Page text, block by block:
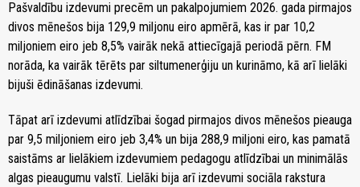
Pašvaldību izdevumi precēm un pakalpojumiem 2026. gada pirmajos
divos mēnešos bija 129,9 miljonu eiro apmērā, kas ir par 10,2
miljoniem eiro jeb 8,5% vairāk nekā attiecīgajā periodā pērn. FM
norāda, ka vairāk tērēts par siltumenerģiju un kurināmo, kā arī lielāki
bijuši ēdināšanas izdevumi.
Tāpat arī izdevumi atlīdzībai šogad pirmajos divos mēnešos pieauga
par 9,5 miljoniem eiro jeb 3,4% un bija 288,9 miljoni eiro, kas pamatā
saistāms ar lielākiem izdevumiem pedagogu atlīdzībai un minimālās
algas pieaugumu valstī. Lielāki bija arī izdevumi sociāla rakstura